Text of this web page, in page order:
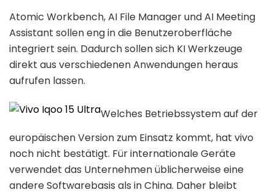
Atomic Workbench, AI File Manager und AI Meeting
Assistant sollen eng in die Benutzeroberfläche
integriert sein. Dadurch sollen sich KI Werkzeuge
direkt aus verschiedenen Anwendungen heraus
aufrufen lassen.
Welches Betriebssystem auf der
europäischen Version zum Einsatz kommt, hat vivo
noch nicht bestätigt. Für internationale Geräte
verwendet das Unternehmen üblicherweise eine
andere Softwarebasis als in China. Daher bleibt